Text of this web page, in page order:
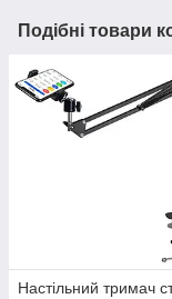
Подібні товари
Настільний тримач